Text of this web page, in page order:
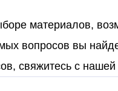
материалов,
вопросов вы
свяжитесь с